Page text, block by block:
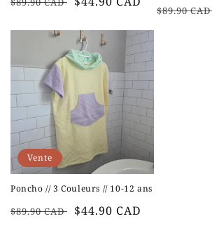
Prix
$89.90
Vente
Poncho // 3 Couleurs // 10-12 ans
Prix
$89.90 CAD
Prix
$44.90 CAD